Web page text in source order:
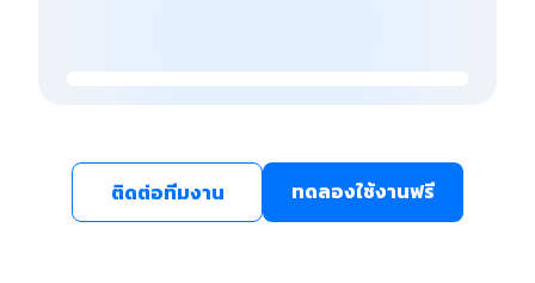
ติดต่อทีมงาน ทดลองใช้งานฟรี